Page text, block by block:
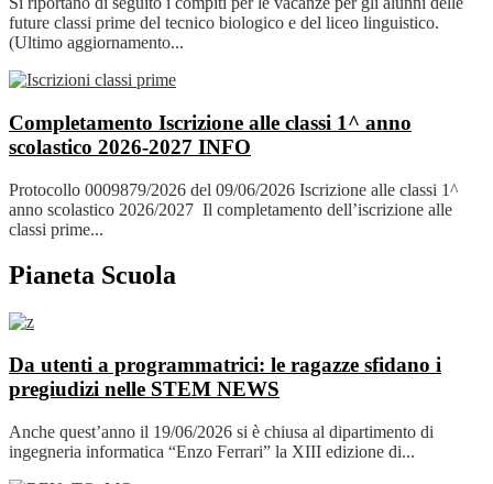
future classi prime del tecnico biologico e del liceo linguistico.
(Ultimo aggiornamento...
Completamento Iscrizione alle classi 1^ anno
scolastico 2026-2027 INFO
Protocollo 0009879/2026 del 09/06/2026 Iscrizione alle classi 1^
anno scolastico 2026/2027 Il completamento dell’iscrizione alle
classi prime...
Pianeta Scuola
Da utenti a programmatrici: le ragazze sfidano i
pregiudizi nelle STEM NEWS
Anche quest’anno il 19/06/2026 si è chiusa al dipartimento di
ingegneria informatica “Enzo Ferrari” la XIII edizione di...